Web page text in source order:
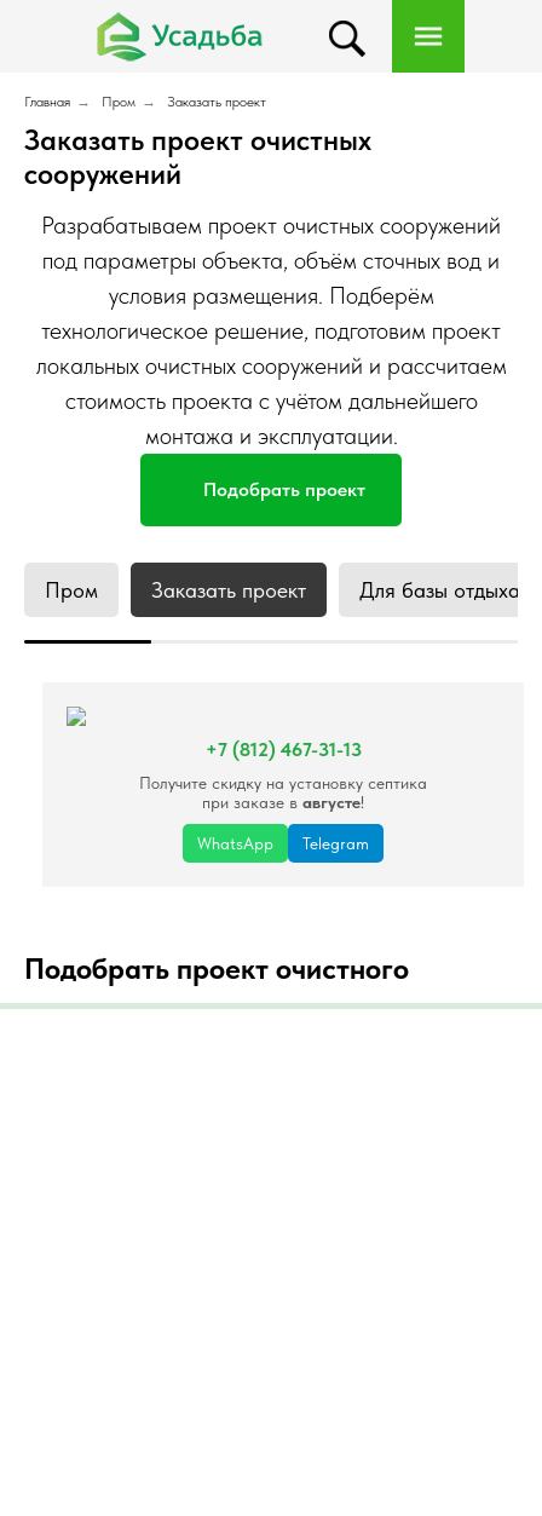
Главная → Пром → Заказать проект
Заказать проект очистных
сооружений
Разрабатываем проект очистных сооружений
под параметры объекта, объём сточных вод и
условия размещения. Подберём
технологическое решение, подготовим проект
локальных очистных сооружений и рассчитаем
стоимость проекта с учётом дальнейшего
монтажа и эксплуатации.
Подобрать проект
Пром Заказать проект Для базы отдыха
+7 (812) 467-31-13
Получите скидку на установку септика
при заказе в августе!
WhatsApp Telegram
Подобрать проект очистного